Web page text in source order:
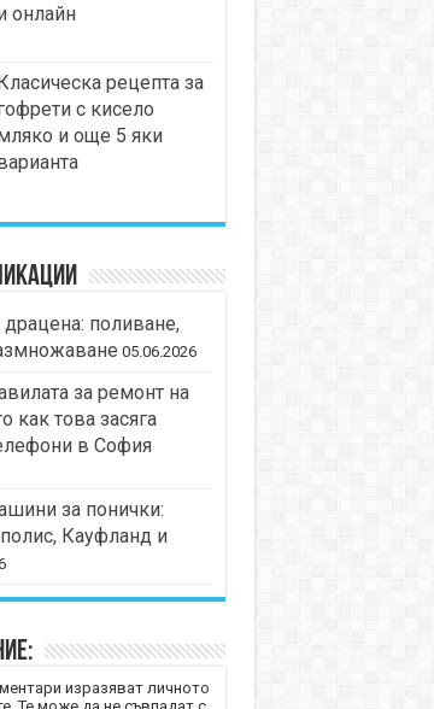
онлайн
рецепта за
с кисело
и още 5 яки
поливане,
05.06.2026
за ремонт на
как това засяга
в София
за понички:
Кауфланд и
изразяват личното